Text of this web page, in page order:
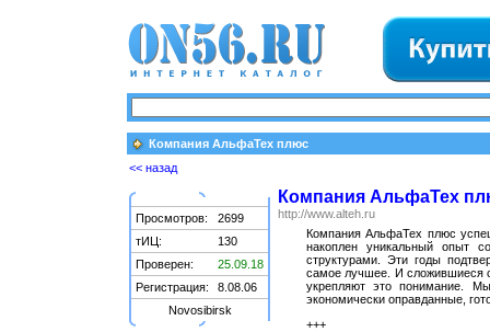
Компания АльфаТех плюс
<< назад
Просмотров:
2699
тИЦ:
130
Проверен:
25.09.18
Регистрация:
8.08.06
Novosibirsk
Компания АльфаТех
http://www.alteh.ru
Компания АльфаТех плюс
накоплен уникальный опыт
структурами. Эти годы
самое лучшее. И сложившиеся
укрепляют это понимание.
экономически оправданные,
+++